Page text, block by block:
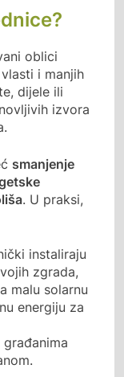
oblici
i manjih
dijele ili
izvora
smanjenje
. U praksi,
instaliraju
zgrada,
malu solarnu
energiju za